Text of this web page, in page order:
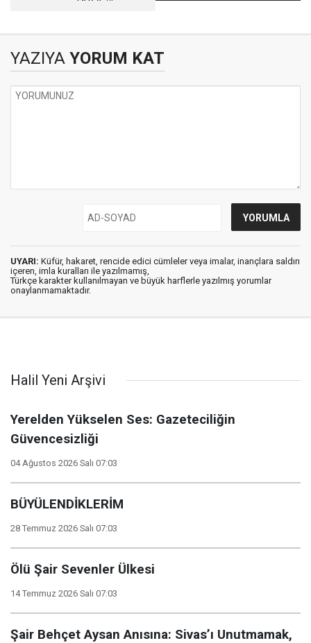
hazır olun !
YAZIYA YORUM KAT
UYARI: Küfür, hakaret, rencide edici cümleler veya imalar, inançlara saldırı
içeren, imla kuralları ile yazılmamış,
Türkçe karakter kullanılmayan ve büyük harflerle yazılmış yorumlar
onaylanmamaktadır.
Halil Yeni Arşivi
Yerelden Yükselen Ses: Gazeteciliğin
Güvencesizliği
04 Ağustos 2026 Salı 07:03
BÜYÜLENDİKLERİM
28 Temmuz 2026 Salı 07:03
Ölü Şair Sevenler Ülkesi
14 Temmuz 2026 Salı 07:03
Şair Behçet Aysan Anısına: Sivas’ı Unutmamak,